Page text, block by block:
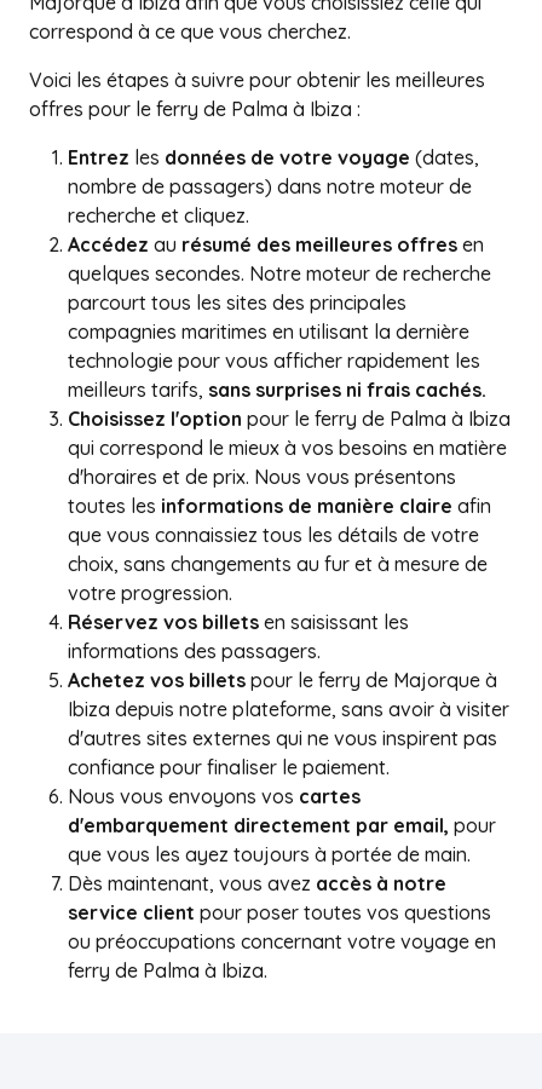
correspond à ce que vous cherchez.
Voici les étapes à suivre pour obtenir les meilleures
offres pour le ferry de Palma à Ibiza :
Entrez les données de votre voyage (dates,
nombre de passagers) dans notre moteur de
recherche et cliquez.
Accédez au résumé des meilleures offres en
quelques secondes. Notre moteur de recherche
parcourt tous les sites des principales
compagnies maritimes en utilisant la dernière
technologie pour vous afficher rapidement les
meilleurs tarifs, sans surprises ni frais cachés.
Choisissez l'option pour le ferry de Palma à Ibiza
qui correspond le mieux à vos besoins en matière
d'horaires et de prix. Nous vous présentons
toutes les informations de manière claire afin
que vous connaissiez tous les détails de votre
choix, sans changements au fur et à mesure de
votre progression.
Réservez vos billets en saisissant les
informations des passagers.
Achetez vos billets pour le ferry de Majorque à
Ibiza depuis notre plateforme, sans avoir à visiter
d'autres sites externes qui ne vous inspirent pas
confiance pour finaliser le paiement.
Nous vous envoyons vos cartes
d'embarquement directement par email, pour
que vous les ayez toujours à portée de main.
Dès maintenant, vous avez accès à notre
service client pour poser toutes vos questions
ou préoccupations concernant votre voyage en
ferry de Palma à Ibiza.